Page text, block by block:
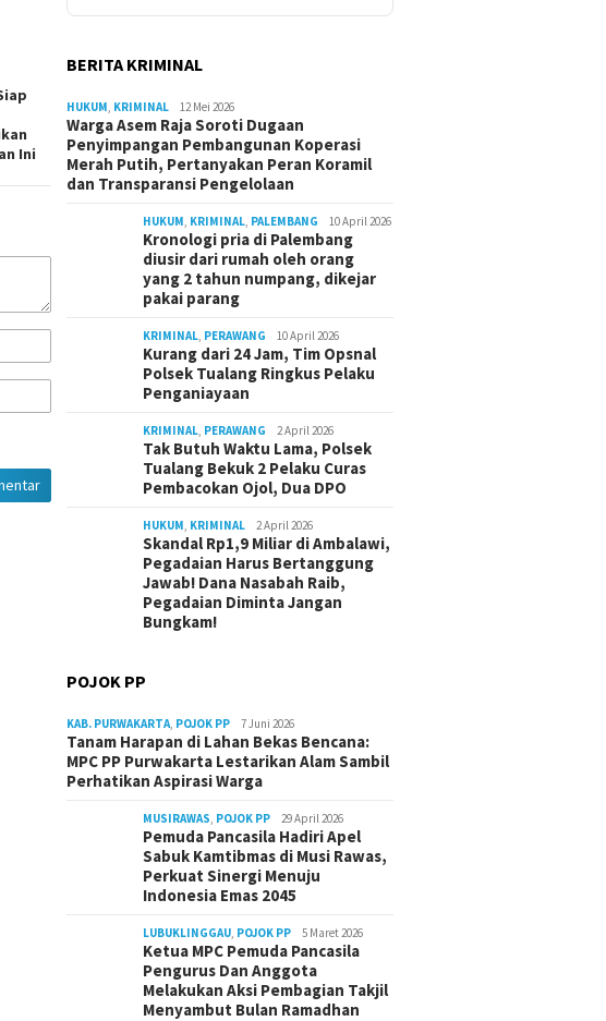
Ini
BERITA KRIMINAL
HUKUM KRIMINAL 12 Mei 2026
Warga Asem Raja Soroti Dugaan
Penyimpangan Pembangunan Koperasi
Merah Putih, Pertanyakan Peran Koramil
dan Transparansi Pengelolaan
HUKUM KRIMINAL PALEMBANG 10 April 2026
Kronologi pria di Palembang
diusir dari rumah oleh orang
yang 2 tahun numpang, dikejar
pakai parang
KRIMINAL PERAWANG 10 April 2026
Kurang dari 24 Jam, Tim Opsnal
Polsek Tualang Ringkus Pelaku
Penganiayaan
KRIMINAL PERAWANG 2 April 2026
Tak Butuh Waktu Lama, Polsek
Tualang Bekuk 2 Pelaku Curas
Pembacokan Ojol, Dua DPO
HUKUM KRIMINAL 2 April 2026
Skandal Rp1,9 Miliar di Ambalawi,
Pegadaian Harus Bertanggung
Jawab! Dana Nasabah Raib,
Pegadaian Diminta Jangan
Bungkam!
POJOK PP
KAB. PURWAKARTA POJOK PP 7 Juni 2026
Tanam Harapan di Lahan Bekas Bencana:
MPC PP Purwakarta Lestarikan Alam Sambil
Perhatikan Aspirasi Warga
MUSIRAWAS POJOK PP 29 April 2026
Pemuda Pancasila Hadiri Apel
Sabuk Kamtibmas di Musi Rawas,
Perkuat Sinergi Menuju
Indonesia Emas 2045
LUBUKLINGGAU POJOK PP 5 Maret 2026
Ketua MPC Pemuda Pancasila
Pengurus Dan Anggota
Melakukan Aksi Pembagian Takjil
Menyambut Bulan Ramadhan